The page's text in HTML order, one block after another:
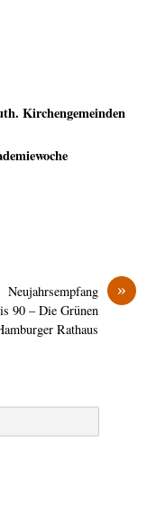
Kirchengemeinden
»
Neujahrsempfang
90 – Die Grünen
Rathaus